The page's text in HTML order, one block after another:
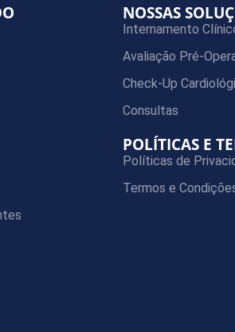
NOSSAS
Internamento
Avaliação Pré-
Check-Up
Consultas
POLÍTICAS E
Políticas de
Termos e